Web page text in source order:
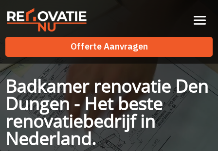
Offerte Aanvragen
Offerte Aanvragen
Badkamer renovatie Den
Dungen - Het beste
renovatiebedrijf in
Nederland.